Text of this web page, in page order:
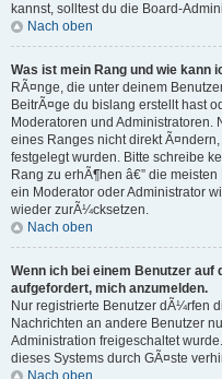
kannst, solltest du die Board-
Nach oben
Was ist mein Rang und wie kann
RÃ¤nge, die unter deinem
BeitrÃ¤ge du bislang erstellt hast
Moderatoren und Administratoren.
eines Ranges nicht direkt
festgelegt wurden. Bitte schreibe
Rang zu erhÃ¶hen â€” die
ein Moderator oder Administrator
wieder zurÃ¼cksetzen.
Nach oben
Wenn ich bei einem Benutzer auf
aufgefordert, mich anzumelden.
Nur registrierte Benutzer dÃ¼rfen
Nachrichten an andere Benutzer
Administration freigeschaltet
dieses Systems durch GÃ¤ste
Nach oben